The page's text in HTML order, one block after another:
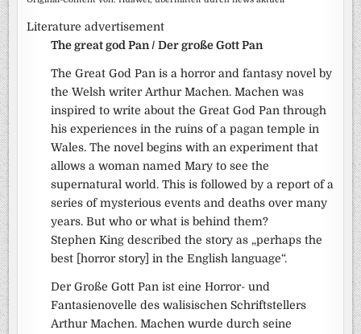
Literature advertisement
The great god Pan / Der große Gott Pan
The Great God Pan is a horror and fantasy novel by
the Welsh writer Arthur Machen. Machen was
inspired to write about the Great God Pan through
his experiences in the ruins of a pagan temple in
Wales. The novel begins with an experiment that
allows a woman named Mary to see the
supernatural world. This is followed by a report of a
series of mysterious events and deaths over many
years. But who or what is behind them?
Stephen King described the story as „perhaps the
best [horror story] in the English language“.
Der Große Gott Pan ist eine Horror- und
Fantasienovelle des walisischen Schriftstellers
Arthur Machen. Machen wurde durch seine